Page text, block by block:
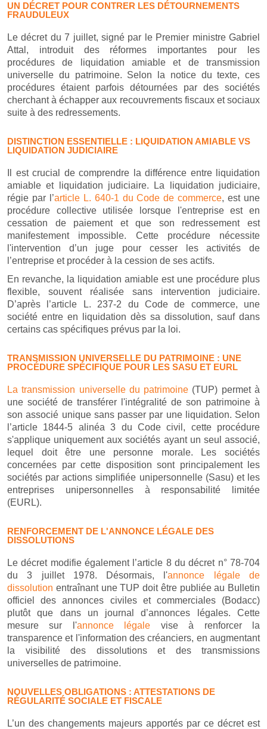
UN DÉCRET POUR CONTRER LES DÉTOURNEMENTS
FRAUDULEUX
Le décret du 7 juillet, signé par le Premier ministre Gabriel
Attal, introduit des réformes importantes pour les
procédures de liquidation amiable et de transmission
universelle du patrimoine. Selon la notice du texte, ces
procédures étaient parfois détournées par des sociétés
cherchant à échapper aux recouvrements fiscaux et sociaux
suite à des redressements.
DISTINCTION ESSENTIELLE : LIQUIDATION AMIABLE VS
LIQUIDATION JUDICIAIRE
Il est crucial de comprendre la différence entre liquidation
amiable et liquidation judiciaire. La liquidation judiciaire,
régie par l’article L. 640-1 du Code de commerce, est une
procédure collective utilisée lorsque l'entreprise est en
cessation de paiement et que son redressement est
manifestement impossible. Cette procédure nécessite
l'intervention d’un juge pour cesser les activités de
l’entreprise et procéder à la cession de ses actifs.
En revanche, la liquidation amiable est une procédure plus
flexible, souvent réalisée sans intervention judiciaire.
D’après l’article L. 237-2 du Code de commerce, une
société entre en liquidation dès sa dissolution, sauf dans
certains cas spécifiques prévus par la loi.
TRANSMISSION UNIVERSELLE DU PATRIMOINE : UNE
PROCÉDURE SPÉCIFIQUE POUR LES SASU ET EURL
La transmission universelle du patrimoine (TUP) permet à
une société de transférer l'intégralité de son patrimoine à
son associé unique sans passer par une liquidation. Selon
l’article 1844-5 alinéa 3 du Code civil, cette procédure
s'applique uniquement aux sociétés ayant un seul associé,
lequel doit être une personne morale. Les sociétés
concernées par cette disposition sont principalement les
sociétés par actions simplifiée unipersonnelle (Sasu) et les
entreprises unipersonnelles à responsabilité limitée
(EURL).
RENFORCEMENT DE L'ANNONCE LÉGALE DES
DISSOLUTIONS
Le décret modifie également l’article 8 du décret n° 78-704
du 3 juillet 1978. Désormais, l'annonce légale de
dissolution entraînant une TUP doit être publiée au Bulletin
officiel des annonces civiles et commerciales (Bodacc)
plutôt que dans un journal d’annonces légales. Cette
mesure sur l'annonce légale vise à renforcer la
transparence et l'information des créanciers, en augmentant
la visibilité des dissolutions et des transmissions
universelles de patrimoine.
NOUVELLES OBLIGATIONS : ATTESTATIONS DE
RÉGULARITÉ SOCIALE ET FISCALE
L’un des changements majeurs apportés par ce décret est